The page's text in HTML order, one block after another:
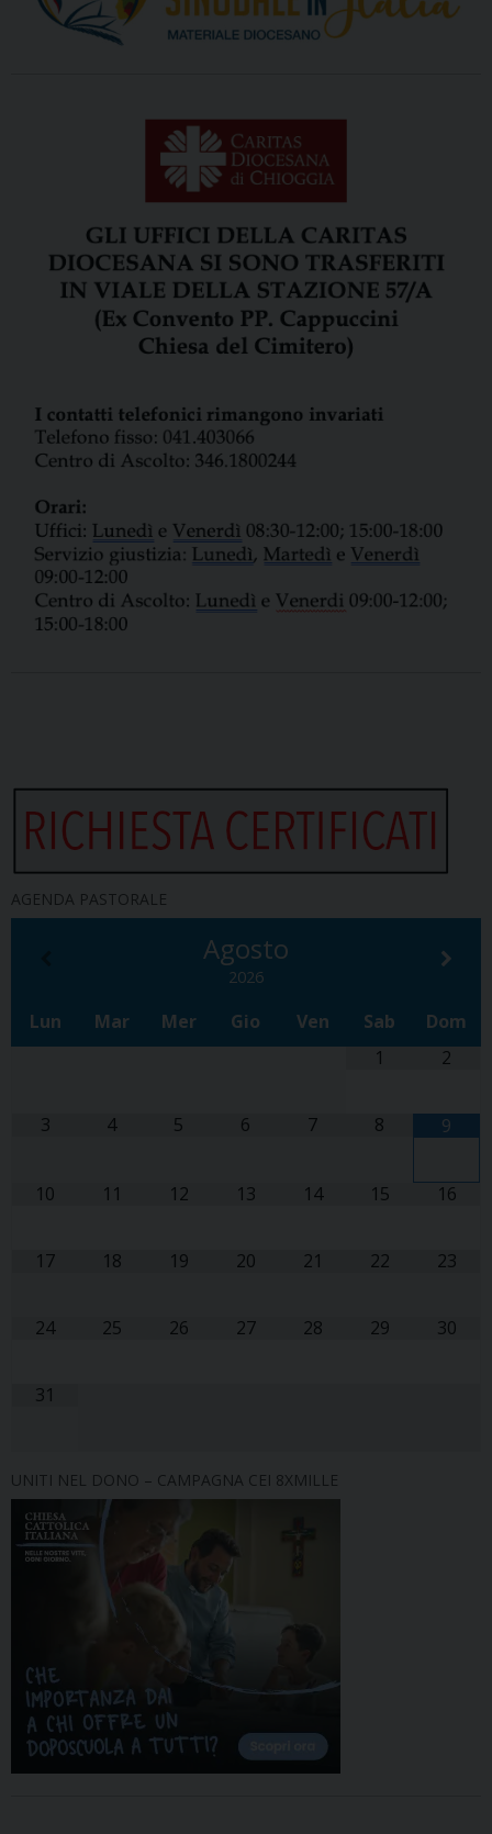
AGENDA PASTORALE
Agosto
2026
Lun Mar Mer Gio Ven Sab
Dom
1
2
3 4 5 6 7 8 9
10 11 12 13 14 15 16
17 18 19 20 21 22 23
24 25 26 27 28 29 30
31
UNITI NEL DONO – CAMPAGNA CEI 8XMILLE